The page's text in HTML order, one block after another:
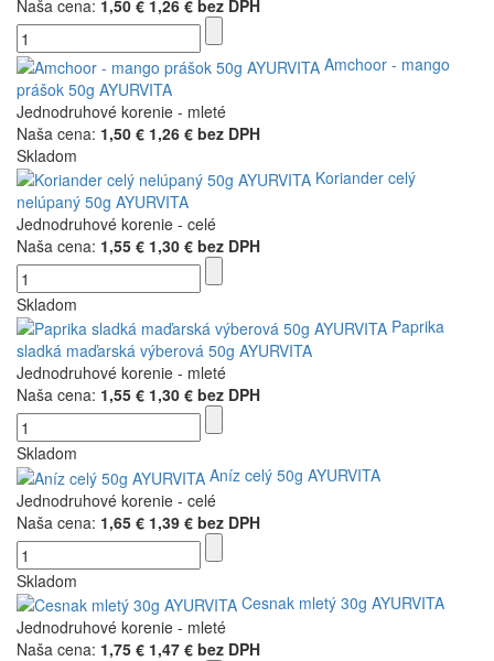
Naša cena: 1,50 € 1,26 € bez DPH
Amchoor - mango
prášok 50g AYURVITA
Jednodruhové korenie - mleté
Naša cena: 1,50 € 1,26 € bez DPH
Skladom
Koriander celý
nelúpaný 50g AYURVITA
Jednodruhové korenie - celé
Naša cena: 1,55 € 1,30 € bez DPH
Skladom
Paprika
sladká maďarská výberová 50g AYURVITA
Jednodruhové korenie - mleté
Naša cena: 1,55 € 1,30 € bez DPH
Skladom
Aníz celý 50g AYURVITA
Jednodruhové korenie - celé
Naša cena: 1,65 € 1,39 € bez DPH
Skladom
Cesnak mletý 30g AYURVITA
Jednodruhové korenie - mleté
Naša cena: 1,75 € 1,47 € bez DPH